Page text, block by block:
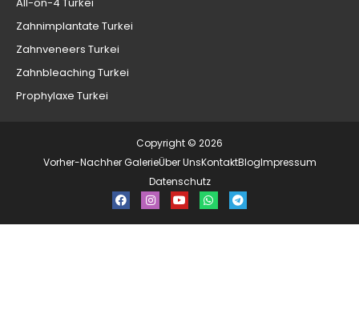
Zahnimplantate Turkei
Zahnveneers Turkei
Zahnbleaching Turkei
Prophylaxe Turkei
Copyright © 2026
Vorher-Nachher GalerieÜber UnsKontaktBlogImpressum
Datenschutz